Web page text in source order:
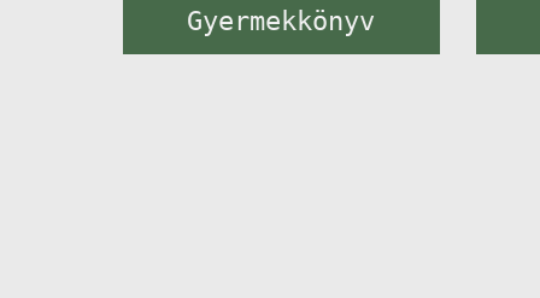
Gyermekkönyv